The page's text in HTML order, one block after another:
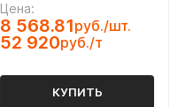
Цена:
8 568.81руб./шт.
52 920руб./т
КУПИТЬ